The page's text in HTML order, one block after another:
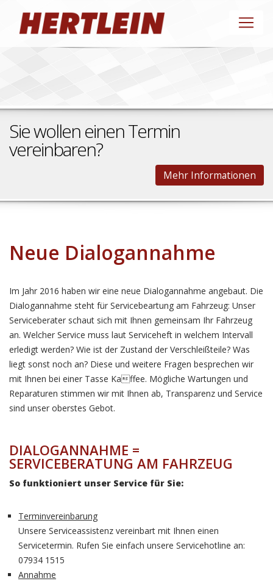
Sie wollen einen Termin
vereinbaren?
Mehr Informationen
Neue Dialogannahme
Im Jahr 2016 haben wir eine neue Dialogannahme angebaut. Die
Dialogannahme steht für Servicebeartung am Fahrzeug: Unser
Serviceberater schaut sich mit Ihnen gemeinsam Ihr Fahrzeug
an. Welcher Service muss laut Serviceheft in welchem Intervall
erledigt werden? Wie ist der Zustand der Verschleißteile? Was
liegt sonst noch an? Diese und weitere Fragen besprechen wir
mit Ihnen bei einer Tasse Kaffee. Mögliche Wartungen und
Reparaturen stimmen wir mit Ihnen ab, Transparenz und Service
sind unser oberstes Gebot.
DIALOGANNAHME =
SERVICEBERATUNG AM FAHRZEUG
So funktioniert unser Service für Sie:
Terminvereinbarung
Unsere Serviceassistenz vereinbart mit Ihnen einen
Servicetermin. Rufen Sie einfach unsere Servicehotline an:
07934 1515
Annahme